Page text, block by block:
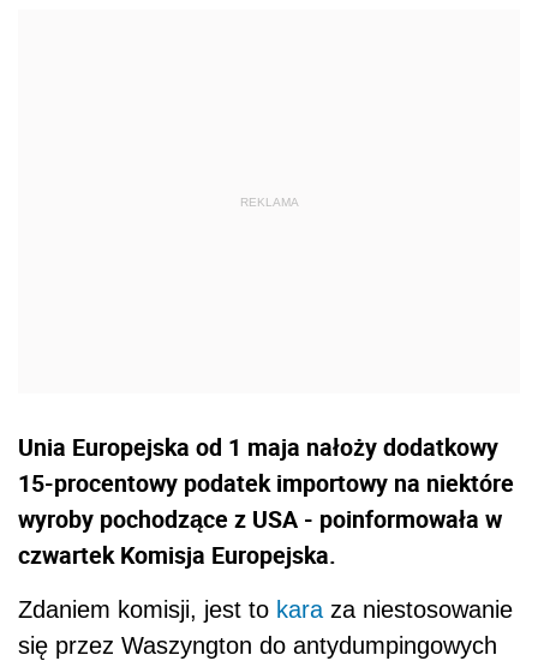
Unia Europejska od 1 maja nałoży dodatkowy
15-procentowy podatek importowy na niektóre
wyroby pochodzące z USA - poinformowała w
czwartek Komisja Europejska.
Zdaniem komisji, jest to kara za niestosowanie
się przez Waszyngton do antydumpingowych